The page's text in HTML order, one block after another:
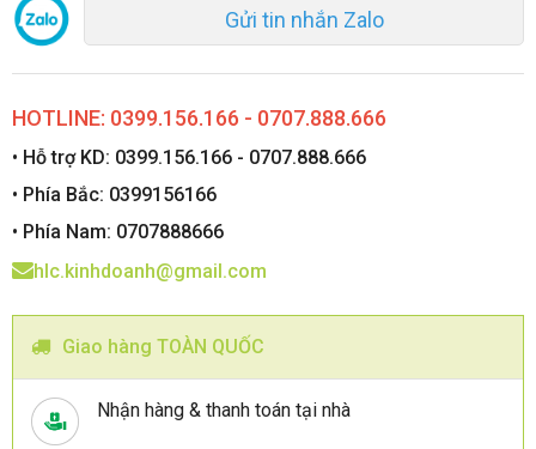
Gửi tin nhắn Zalo
HOTLINE: 0399.156.166 - 0707.888.666
• Hỗ trợ KD: 0399.156.166 - 0707.888.666
• Phía Bắc: 0399156166
• Phía Nam: 0707888666
hlc.kinhdoanh@gmail.com
Giao hàng TOÀN QUỐC
Nhận hàng & thanh toán tại nhà